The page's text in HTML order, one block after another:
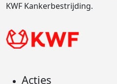
KWF Kankerbestrijding.
Acties